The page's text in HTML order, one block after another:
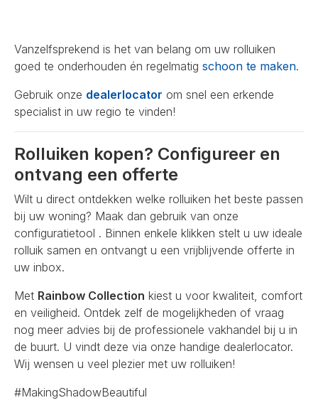
Vanzelfsprekend is het van belang om uw rolluiken
goed te onderhouden én regelmatig schoon te maken.
Gebruik onze dealerlocator om snel een erkende
specialist in uw regio te vinden!
Rolluiken kopen? Configureer en
ontvang een offerte
Wilt u direct ontdekken welke rolluiken het beste passen
bij uw woning? Maak dan gebruik van onze
configuratietool . Binnen enkele klikken stelt u uw ideale
rolluik samen en ontvangt u een vrijblijvende offerte in
uw inbox.
Met Rainbow Collection kiest u voor kwaliteit, comfort
en veiligheid. Ontdek zelf de mogelijkheden of vraag
nog meer advies bij de professionele vakhandel bij u in
de buurt. U vindt deze via onze handige dealerlocator.
Wij wensen u veel plezier met uw rolluiken!
#MakingShadowBeautiful